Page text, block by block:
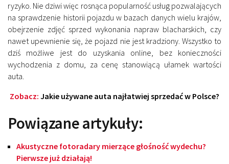
ryzyko. Nie dziwi więc rosnąca popularność usług pozwalających
na sprawdzenie historii pojazdu w bazach danych wielu krajów,
obejrzenie zdjęć sprzed wykonania napraw blacharskich, czy
nawet upewnienie się, że pojazd nie jest kradziony. Wszystko to
dziś możliwe jest do uzyskania online, bez konieczności
wychodzenia z domu, za cenę stanowiącą ułamek wartości
auta.
Zobacz: Jakie używane auta najłatwiej sprzedać w Polsce?
Powiązane artykuły:
Akustyczne fotoradary mierzące głośność wydechu?
Pierwsze już działają!